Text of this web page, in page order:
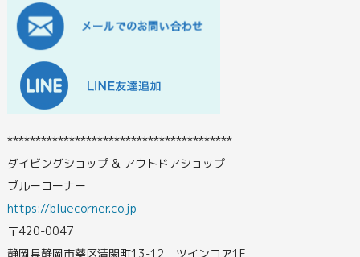
****************************************
ダイビングショップ & アウトドアショップ
ブルーコーナー
https://bluecorner.co.jp
〒420-0047
静岡県静岡市葵区清閑町13-12 ツインコア1F